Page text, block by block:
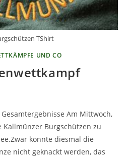
TShirt
UND CO
Am Mittwoch,
Kallmünzer Burgschützen zu
konnte diesmal die
nicht geknackt werden, das